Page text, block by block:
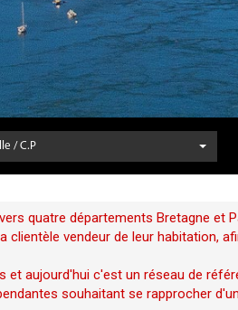
/ C.P
quatre départements Bretagne et
vendeur de leur habitation,
aujourd'hui c'est un réseau de
souhaitant se rapprocher